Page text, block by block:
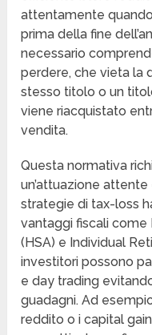
attentamente
prima della fine
necessario
perdere, che vieta la
stesso titolo o un
viene riacquistato
vendita.
Questa normativa
un’attuazione
strategie di tax-loss
vantaggi fiscali come
(HSA) e Individual
investitori possono
e day trading
guadagni. Ad
reddito o i capital